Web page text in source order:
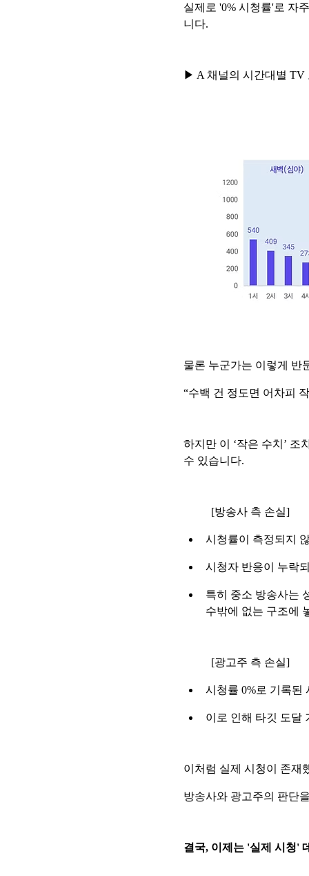
실제로 '0% 시청률'로 자
니다.
▶ A 채널의 시간대별 TV
물론 누군가는 이렇게 반
“수백 건 정도면 어차피
하지만 이 ‘작은 수치’
수 있습니다.
[방송사 측 손실]
시청률이 측정되지
시청자 반응이 누락
특히 중소 방송사는
수밖에 없는 구조에
[광고주 측 손실]
시청률 0%로 기록된
이로 인해 타깃 도달
이처럼 실제 시청이 존재
방송사와 광고주의 판단
결국, 이제는 '실제 시청'